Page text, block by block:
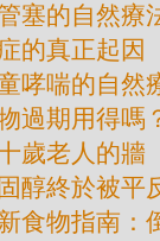
塞的自然療
的真正起因
哮喘的自然
過期用得嗎
歲老人的牆
醇終於被平
食物指南：